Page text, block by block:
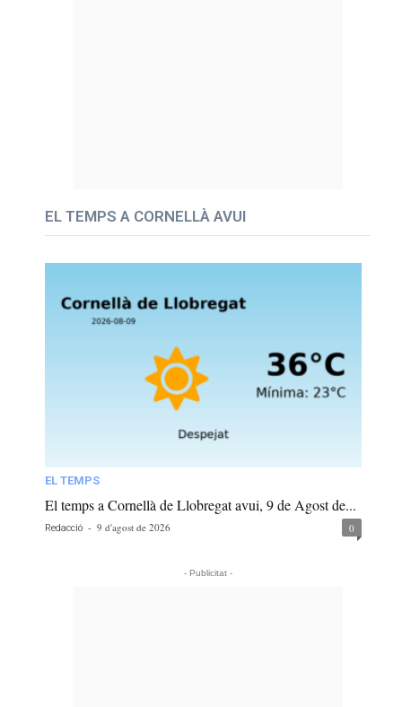
EL TEMPS A CORNELLÀ AVUI
EL TEMPS
El temps a Cornellà de Llobregat avui, 9 de Agost de...
Redacció - 9 d'agost de 2026 0
- Publicitat -